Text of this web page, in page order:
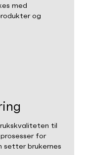
med
og
til
for
setter brukernes